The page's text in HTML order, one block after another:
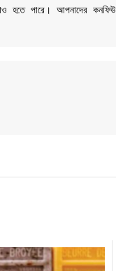
হতে পারে। আপনাদের